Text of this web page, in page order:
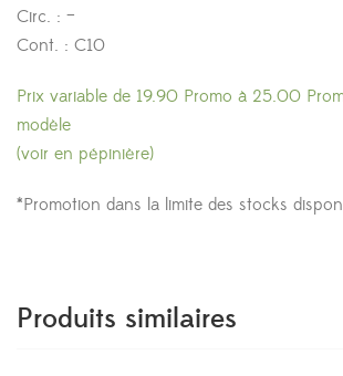
Circ. : –
Cont. : C10
Prix variable de 19.90 Promo à 25.00
modèle
(voir en pépinière)
*Promotion dans la limite des stocks
Produits similaires